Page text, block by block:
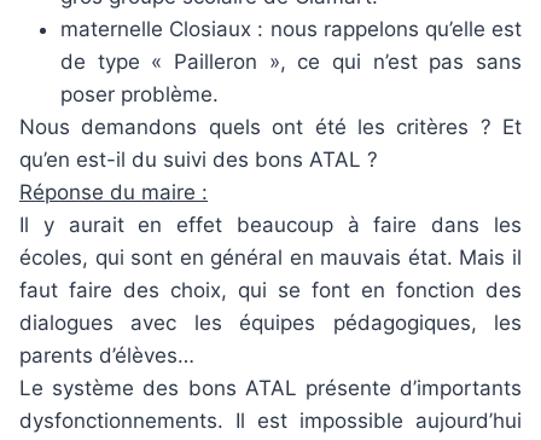
maternelle Closiaux : nous rappelons qu’elle est
de type « Pailleron », ce qui n’est pas sans
poser problème.
Nous demandons quels ont été les critères ? Et
qu’en est-il du suivi des bons ATAL ?
Réponse du maire :
Il y aurait en effet beaucoup à faire dans les
écoles, qui sont en général en mauvais état. Mais il
faut faire des choix, qui se font en fonction des
dialogues avec les équipes pédagogiques, les
parents d’élèves…
Le système des bons ATAL présente d’importants
dysfonctionnements. Il est impossible aujourd’hui